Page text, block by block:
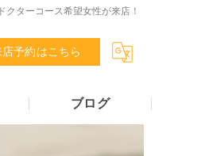
ドクターコース希望女性が来店！
予約はこちら
ブログ